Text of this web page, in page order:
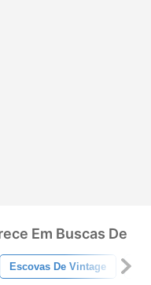
Em Buscas De
Escovas De Vintage